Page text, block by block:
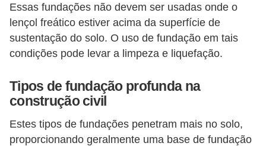
Essas fundações não devem ser usadas onde o
lençol freático estiver acima da superfície de
sustentação do solo. O uso de fundação em tais
condições pode levar a limpeza e liquefação.
Tipos de fundação profunda na
construção civil
Estes tipos de fundações penetram mais no solo,
proporcionando geralmente uma base de fundação